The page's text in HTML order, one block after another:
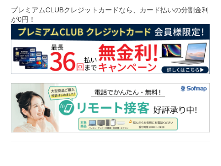
プレミアムCLUBクレジットカードなら、カード払いの分割金利
が0円！